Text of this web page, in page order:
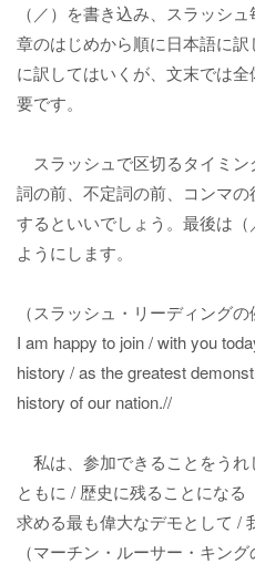
（／）を書き込み、スラッシ
章のはじめから順に日本語に
に訳してはいくが、文末では
要です。
スラッシュで区切るタイミ
詞の前、不定詞の前、コンマ
するといいでしょう。最後は
ようにします。
（スラッシュ・リーディングの
I am happy to join / with you
history / as the greatest
history of our nation.//
私は、参加できることをうれ
ともに / 歴史に残ることにな
求める最も偉大なデモとして /
（マーチン・ルーサー・キン